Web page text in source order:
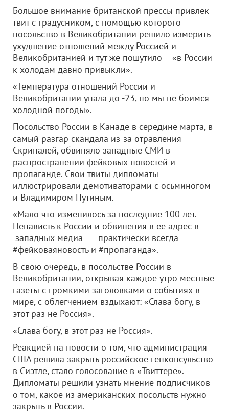
Большое внимание британской прессы привлек
твит с градусником, с помощью которого
посольство в Великобритании решило измерить
ухудшение отношений между Россией и
Великобританией и тут же пошутило – «в России
к холодам давно привыкли».
«Температура отношений России и
Великобритании упала до -23, но мы не боимся
холодной погоды».
Посольство России в Канаде в середине марта, в
самый разгар скандала из-за отравления
Скрипалей, обвиняло западные СМИ в
распространении фейковых новостей и
пропаганде. Свои твиты дипломаты
иллюстрировали демотиваторами с осьминогом
и Владимиром Путиным.
«Мало что изменилось за последние 100 лет.
Ненависть к России и обвинения в ее адрес в
западных медиа – практически всегда
#фейковаяновость и #пропаганда».
В свою очередь, в посольстве России в
Великобритании, открывая каждое утро местные
газеты с громкими заголовками о событиях в
мире, с облегчением вздыхают: «Слава богу, в
этот раз не Россия».
«Слава богу, в этот раз не Россия».
Реакцией на новости о том, что администрация
США решила закрыть российское генконсульство
в Сиэтле, стало голосование в «Твиттере».
Дипломаты решили узнать мнение подписчиков
о том, какое из американских посольств нужно
закрыть в России.